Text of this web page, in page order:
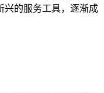
兴的服务工具，逐渐成